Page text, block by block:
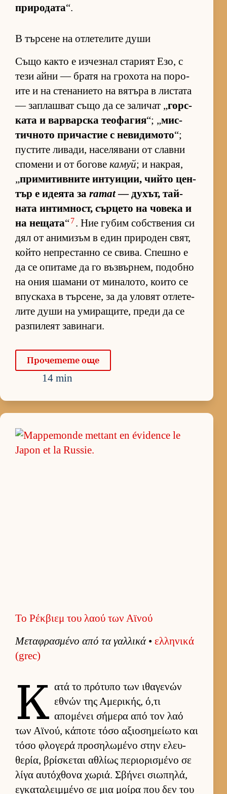
при­ро­дата“.
В търсене на отлетелите души
Също както е из­чез­нал ста­рият Езо, с
тези айни — братя на гро­хота на по­ро­
ите и на сте­на­ни­ето на вя­търа в лис­тата
— зап­лаш­ват също да се за­ли­чат „гор­с­
ката и вар­вар­ска те­о­фа­гия“; „мис­
тич­ното при­час­тие с не­ви­ди­мото“;
пус­тите ли­ва­ди, на­се­ля­вани от славни
спо­мени и от бо­гове камуй; и нак­рая,
„при­ми­тив­ните ин­ту­и­ции, чийто цен­
тър е иде­ята за ramat— ду­хът, тай­
ната ин­тим­ност, сър­цето на чо­века и
на не­щата“7. Ние гу­бим соб­с­т­ве­ния си
дял от ани­ми­зъм в един при­ро­ден свят,
който неп­рес­танно се сви­ва. Спешно е
да се опи­таме да го въз­вър­нем, по­добно
на ония ша­мани от ми­на­ло­то, ко­ито се
впус­каха в тър­се­не, за да уло­вят от­ле­те­
лите души на уми­ра­щи­те, преди да се
раз­пи­леят за­ви­на­ги.
Про­че­тете още
14 min
Το Ρέκβιεμ του λαού των Αϊνού
Μεταφρασμένο από τα γαλ­λικά• ελ­ληνικά
(grec)
Κ ατά το πρότυπο των ιθαγενών
εθνών της Αμερικής, ό,τι
απομένει σήμερα από τον λαό
των Αϊνού, κάποτε τόσο αξιο­σημεί­ωτο και
τόσο φλογερά προσηλωμένο στην ελευ­
θερία, βρίσκεται αθλίως περιο­ρισμένο σε
λίγα αυ­τόχθονα χωριά. Σβήνει σιω­πηλά,
εγκαταλειμ­μένο σε μια μοίρα που δεν του